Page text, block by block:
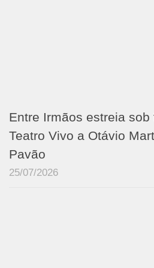
Entre Irmãos estreia
Teatro Vivo a Otávio
Pavão
25/07/2026